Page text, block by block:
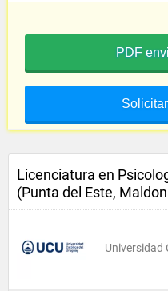
PDF
Licenciatura en
(Punta del Este,
Universidad